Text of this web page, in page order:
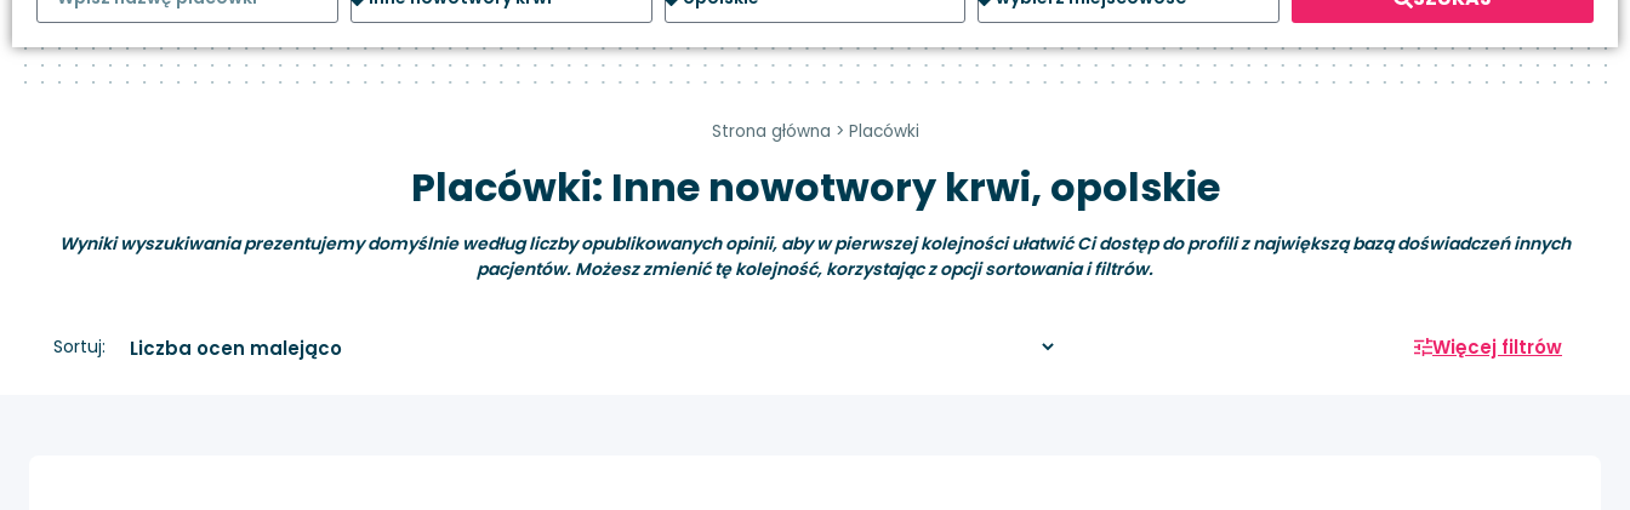
Strona główna > Placówki
Placówki: Inne nowotwory krwi, opolskie
Wyniki wyszukiwania prezentujemy domyślnie według liczby opublikowanych opinii, aby w pierwszej kolejności ułatwić Ci dostęp do profili z największą bazą doświadczeń innych
pacjentów. Możesz zmienić tę kolejność, korzystając z opcji sortowania i filtrów.
Sortuj: Więcej filtrów